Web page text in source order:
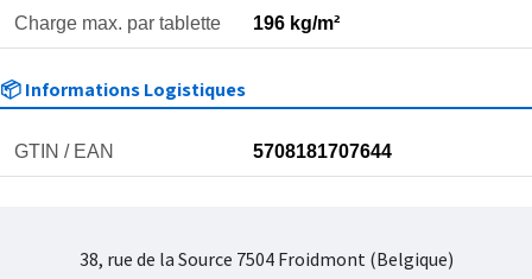
Charge max. par tablette 196 kg/m²
📦 Informations Logistiques
GTIN / EAN 5708181707644
38, rue de la Source 7504 Froidmont (Belgique)